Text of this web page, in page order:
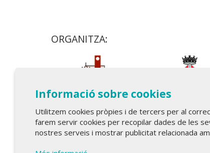
ORGANITZA:
Informació sobre cookies
Utilitzem cookies pròpies i de tercers per al
farem servir cookies per recopilar dades de les
nostres serveis i mostrar publicitat relacionada